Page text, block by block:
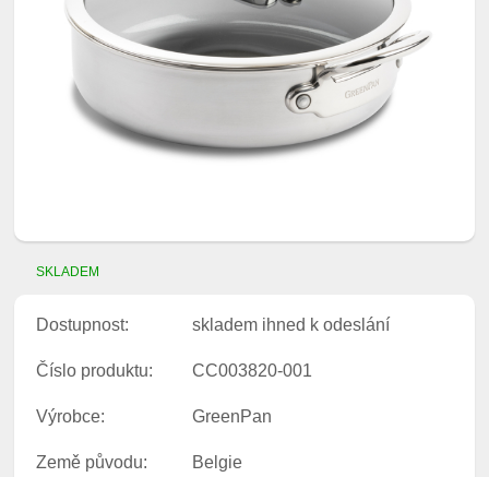
SKLADEM
Dostupnost: skladem ihned k odeslání
Číslo produktu: CC003820-001
Výrobce: GreenPan
Země původu: Belgie